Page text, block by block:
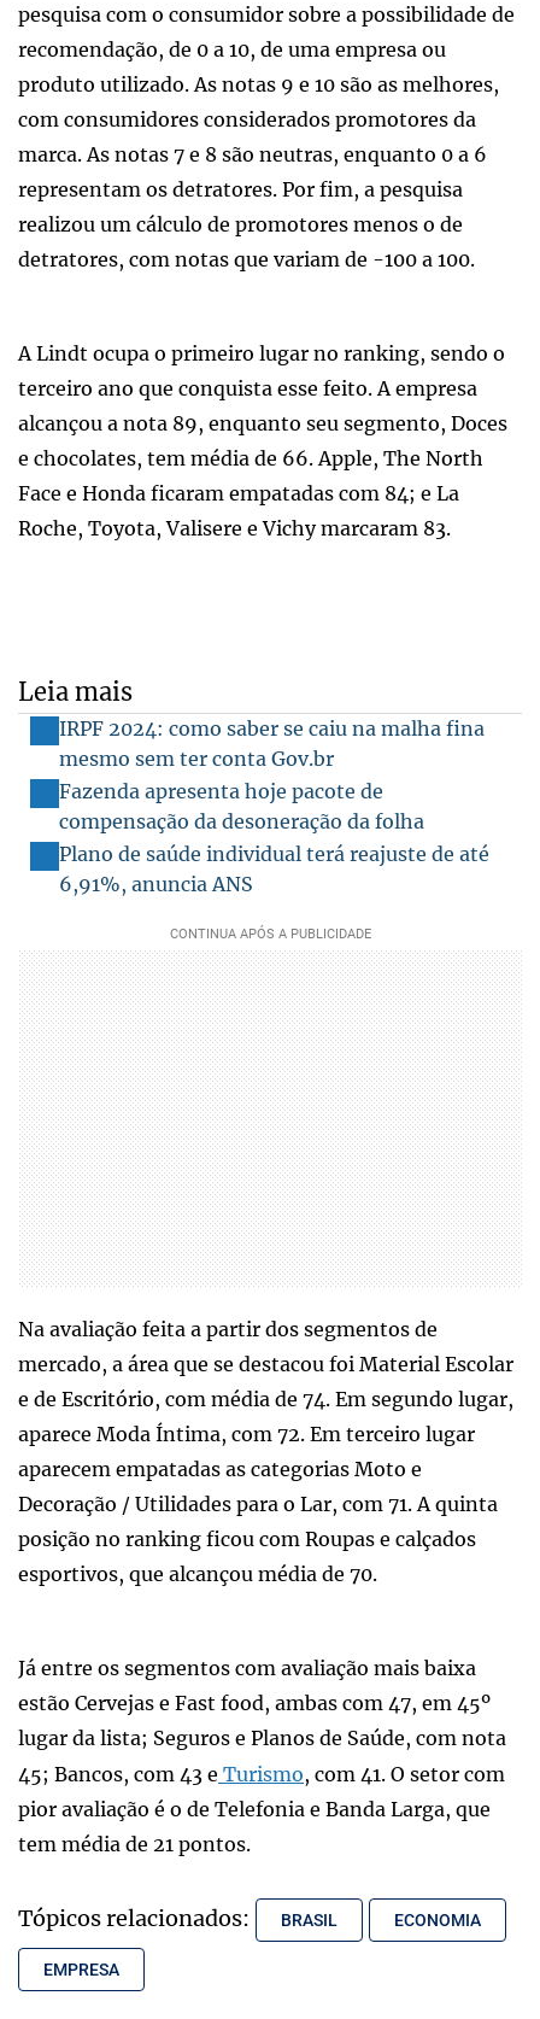
pesquisa com o consumidor sobre a possibilidade de
recomendação, de 0 a 10, de uma empresa ou
produto utilizado. As notas 9 e 10 são as melhores,
com consumidores considerados promotores da
marca. As notas 7 e 8 são neutras, enquanto 0 a 6
representam os detratores. Por fim, a pesquisa
realizou um cálculo de promotores menos o de
detratores, com notas que variam de -100 a 100.
A Lindt ocupa o primeiro lugar no ranking, sendo o
terceiro ano que conquista esse feito. A empresa
alcançou a nota 89, enquanto seu segmento, Doces
e chocolates, tem média de 66. Apple, The North
Face e Honda ficaram empatadas com 84; e La
Roche, Toyota, Valisere e Vichy marcaram 83.
Leia mais
IRPF 2024: como saber se caiu na malha fina
mesmo sem ter conta Gov.br
Fazenda apresenta hoje pacote de
compensação da desoneração da folha
Plano de saúde individual terá reajuste de até
6,91%, anuncia ANS
Na avaliação feita a partir dos segmentos de
mercado, a área que se destacou foi Material Escolar
e de Escritório, com média de 74. Em segundo lugar,
aparece Moda Íntima, com 72. Em terceiro lugar
aparecem empatadas as categorias Moto e
Decoração / Utilidades para o Lar, com 71. A quinta
posição no ranking ficou com Roupas e calçados
esportivos, que alcançou média de 70.
Já entre os segmentos com avaliação mais baixa
estão Cervejas e Fast food, ambas com 47, em 45º
lugar da lista; Seguros e Planos de Saúde, com nota
45; Bancos, com 43 e Turismo, com 41. O setor com
pior avaliação é o de Telefonia e Banda Larga, que
tem média de 21 pontos.
Tópicos relacionados: BRASIL ECONOMIA
EMPRESA